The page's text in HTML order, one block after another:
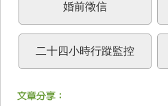
婚前徵信
二十四小時行蹤監控